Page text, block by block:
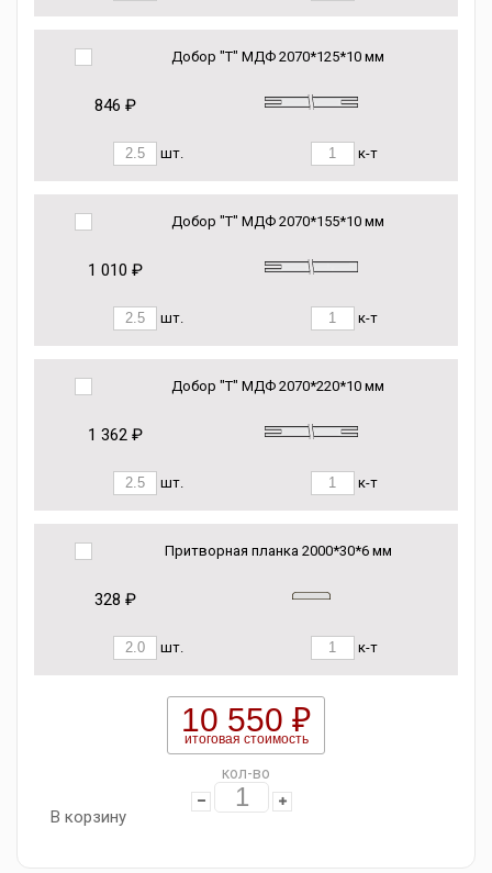
Добор "Т" МДФ 2070*125*10 мм
846 ₽
шт. к-т
Добор "Т" МДФ 2070*155*10 мм
1 010 ₽
шт. к-т
Добор "Т" МДФ 2070*220*10 мм
1 362 ₽
шт. к-т
Притворная планка 2000*30*6 мм
328 ₽
шт. к-т
10 550 ₽
итоговая стоимость
кол-во
В корзину